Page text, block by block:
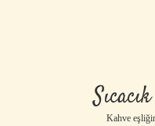
Kahve